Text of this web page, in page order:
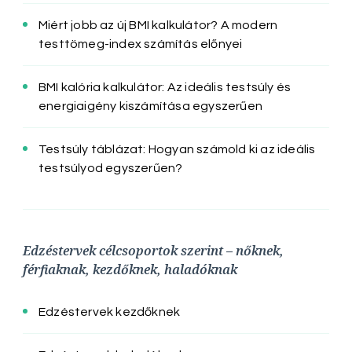
Miért jobb az új BMI kalkulátor? A modern
testtömeg-index számítás előnyei
BMI kalória kalkulátor: Az ideális testsúly és
energiaigény kiszámítása egyszerűen
Testsúly táblázat: Hogyan számold ki az ideális
testsúlyod egyszerűen?
Edzéstervek célcsoportok szerint – nőknek,
férfiaknak, kezdőknek, haladóknak
Edzéstervek kezdőknek